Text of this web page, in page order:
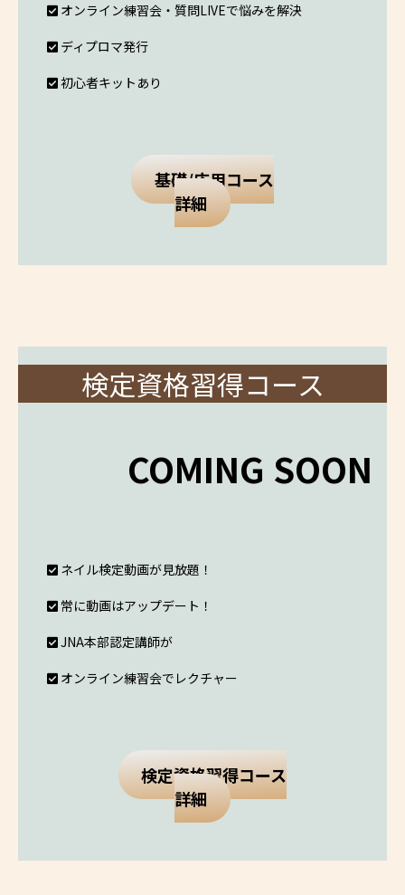
オンライン練習会・質問LIVEで悩みを解決
ディプロマ発行
初心者キットあり
基礎/応用コース
詳細
検定資格習得コース
COMING SOON
ネイル検定動画が見放題！
常に動画はアップデート！
JNA本部認定講師が
オンライン練習会でレクチャー
検定資格習得コース
詳細